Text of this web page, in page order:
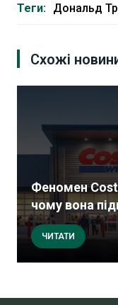
Теги: Дональд
Схожі
Феномен
чому вона
ЧИТАТИ